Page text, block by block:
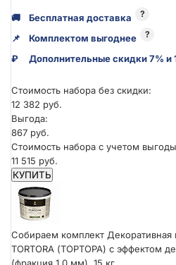
🚚 Бесплатная доставка ?
📌 Комплектом выгоднее ?
₽ Дополнительные скидки 7% и
Стоимость набора без скидки:
12 382 руб.
Выгода:
867 руб.
Стоимость набора с учетом
11 515 руб.
КУПИТЬ
Собираем комплект Декоративная
TORTORA (ТОРТОРА) с эффектом